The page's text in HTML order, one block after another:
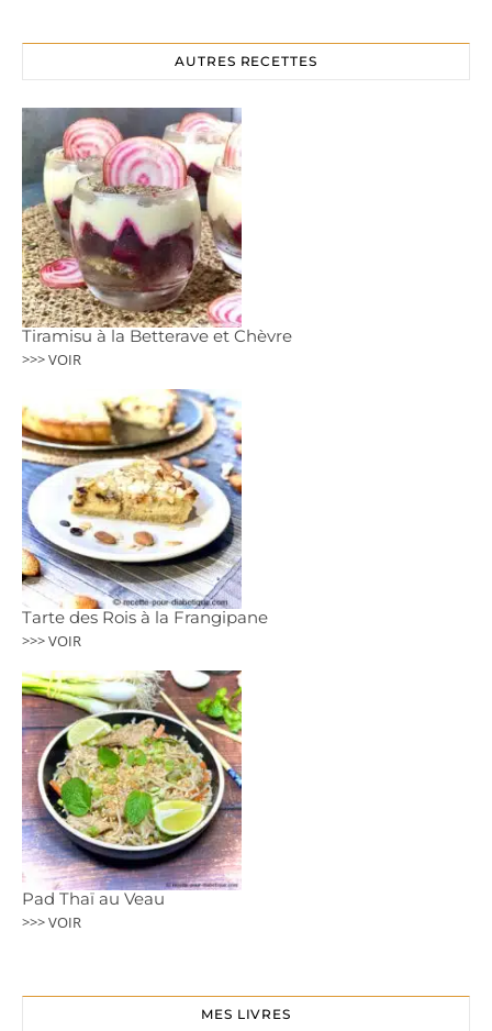
AUTRES RECETTES
Tiramisu à la Betterave et Chèvre
>>> VOIR
Tarte des Rois à la Frangipane
>>> VOIR
Pad Thaï au Veau
>>> VOIR
MES LIVRES